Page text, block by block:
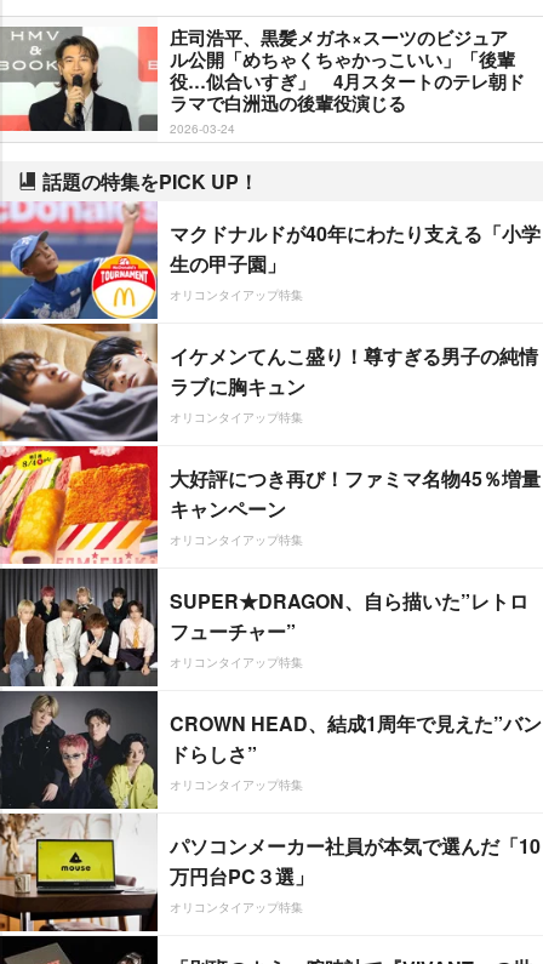
庄司浩平、黒髪メガネ×スーツのビジュア
ル公開「めちゃくちゃかっこいい」「後輩
役…似合いすぎ」 4月スタートのテレ朝ド
ラマで白洲迅の後輩役演じる
2026-03-24
話題の特集をPICK UP！
マクドナルドが40年にわたり支える「小学
生の甲子園」
オリコンタイアップ特集
イケメンてんこ盛り！尊すぎる男子の純情
ラブに胸キュン
オリコンタイアップ特集
大好評につき再び！ファミマ名物45％増量
キャンペーン
オリコンタイアップ特集
SUPER★DRAGON、自ら描いた”レトロ
フューチャー”
オリコンタイアップ特集
CROWN HEAD、結成1周年で見えた”バン
ドらしさ”
オリコンタイアップ特集
パソコンメーカー社員が本気で選んだ「10
万円台PC３選」
オリコンタイアップ特集